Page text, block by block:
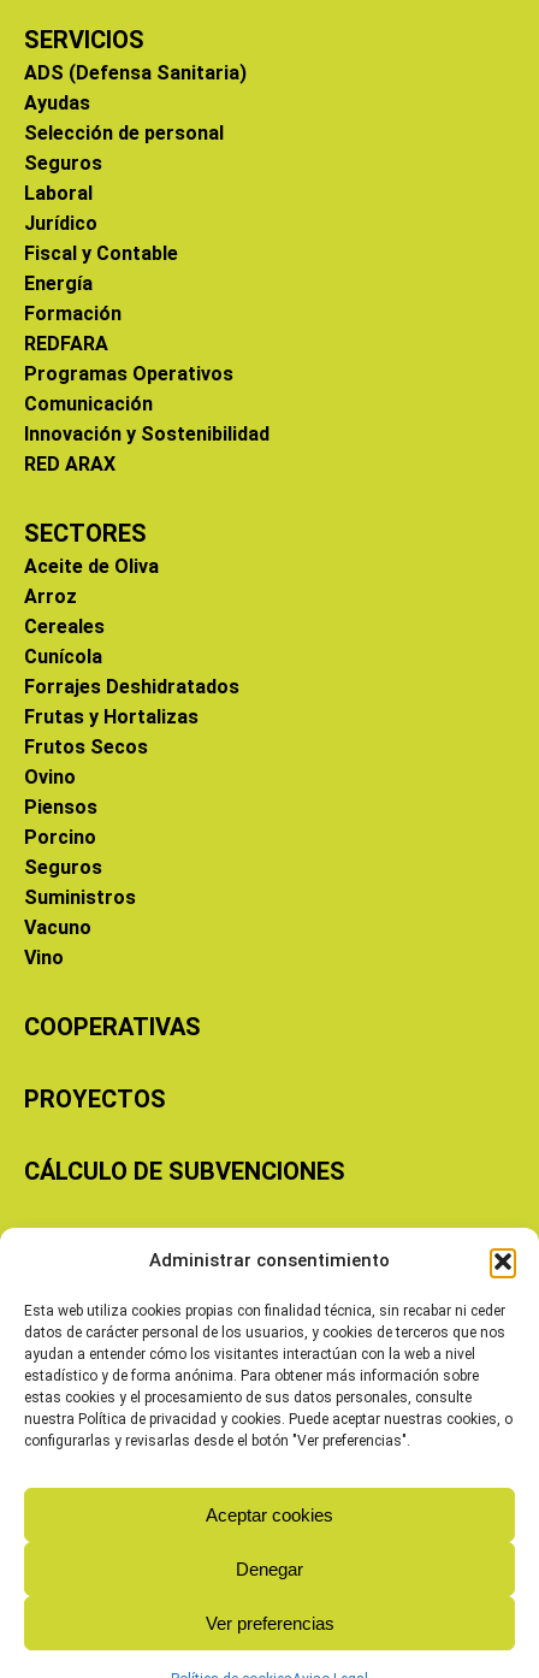
Administrar consentimiento
Esta web utiliza cookies propias con finalidad técnica, sin recabar ni ceder
datos de carácter personal de los usuarios, y cookies de terceros que nos
ayudan a entender cómo los visitantes interactúan con la web a nivel
estadístico y de forma anónima. Para obtener más información sobre
estas cookies y el procesamiento de sus datos personales, consulte
nuestra Política de privacidad y cookies. Puede aceptar nuestras cookies, o
configurarlas y revisarlas desde el botón "Ver preferencias".
Aceptar cookies
Denegar
Ver preferencias
SERVICIOS
ADS (Defensa Sanitaria)
Ayudas
Selección de personal
Seguros
Laboral
Jurídico
Fiscal y Contable
Energía
Formación
REDFARA
Programas Operativos
Comunicación
Innovación y Sostenibilidad
RED ARAX
SECTORES
Aceite de Oliva
Arroz
Cereales
Cunícola
Forrajes Deshidratados
Frutas y Hortalizas
Frutos Secos
Ovino
Piensos
Porcino
Seguros
Suministros
Vacuno
Vino
COOPERATIVAS
PROYECTOS
CÁLCULO DE SUBVENCIONES